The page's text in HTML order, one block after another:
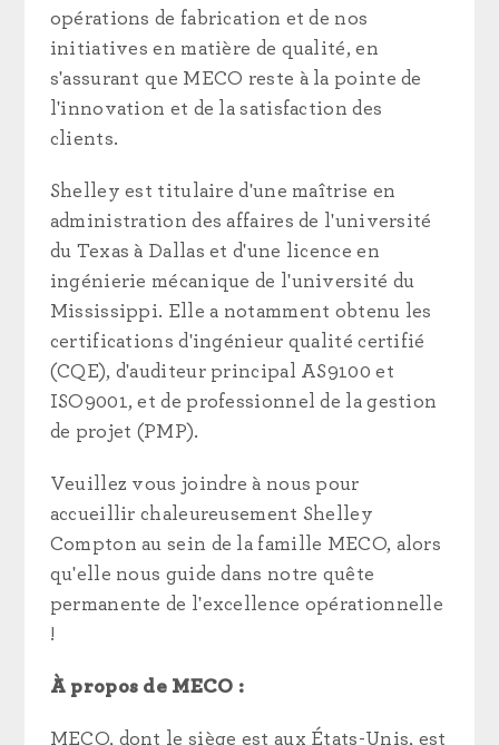
opérations de fabrication et de nos
initiatives en matière de qualité, en
s'assurant que MECO reste à la pointe de
l'innovation et de la satisfaction des
clients.
Shelley est titulaire d'une maîtrise en
administration des affaires de l'université
du Texas à Dallas et d'une licence en
ingénierie mécanique de l'université du
Mississippi. Elle a notamment obtenu les
certifications d'ingénieur qualité certifié
(CQE), d'auditeur principal AS9100 et
ISO9001, et de professionnel de la gestion
de projet (PMP).
Veuillez vous joindre à nous pour
accueillir chaleureusement Shelley
Compton au sein de la famille MECO, alors
qu'elle nous guide dans notre quête
permanente de l'excellence opérationnelle
!
À propos de MECO :
MECO, dont le siège est aux États-Unis, est